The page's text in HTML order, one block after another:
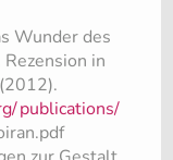
Wunder des
in
publications/